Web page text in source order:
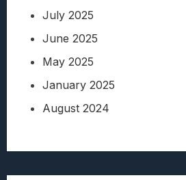
July 2025
June 2025
May 2025
January 2025
August 2024